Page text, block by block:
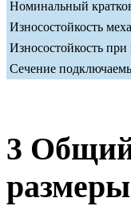
Номинальный
Износостойкость
Износостойкость
Сечение
3 Общий